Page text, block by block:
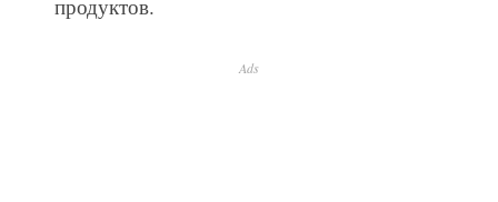
продуктов.
Ads